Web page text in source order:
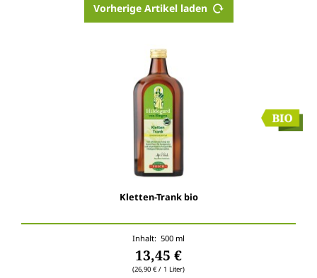
Vorherige Artikel laden
Kletten-Trank bio
Inhalt: 500 ml
13,45 €
(26,90 € / 1 Liter)